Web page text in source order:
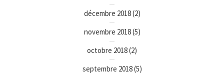
décembre 2018(2)
novembre 2018(5)
octobre 2018(2)
septembre 2018(5)